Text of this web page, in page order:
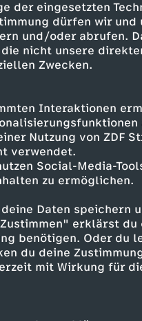
der eingesetzten
dürfen wir
und/oder abrufen.
nicht unsere
Zwecken.
Interaktionen
Nutzung von ZDF
verwendet.
Social-Media-
zu ermöglichen.
Daten speichern
erklärst du
benötigen. Oder du
du deine
mit Wirkung für
funk Life